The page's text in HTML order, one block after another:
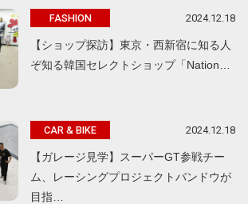
FASHION 2024.12.18
【ショップ探訪】東京・西新宿に知る人
ぞ知る韓国セレクトショップ「Nation…
CAR & BIKE 2024.12.18
【ガレージ見学】スーパーGT参戦チー
ム、レーシングプロジェクトバンドウが
目指…